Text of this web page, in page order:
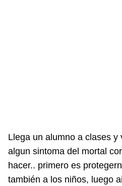
Llega un alumno a clases y
algun sintoma del mortal
hacer.. primero es
también a los niños, luego